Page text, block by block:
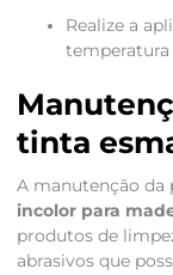
Realize a
temperatura
tinta
A manutenção da
incolor para
produtos de
abrasivos que